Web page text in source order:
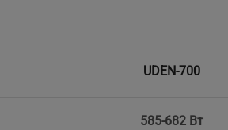
UDEN-700
585-682 Вт